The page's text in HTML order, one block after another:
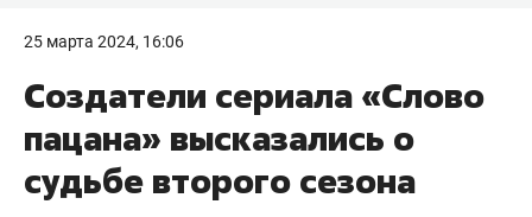
25 марта 2024, 16:06
Создатели сериала «Слово
пацана» высказались о
судьбе второго сезона